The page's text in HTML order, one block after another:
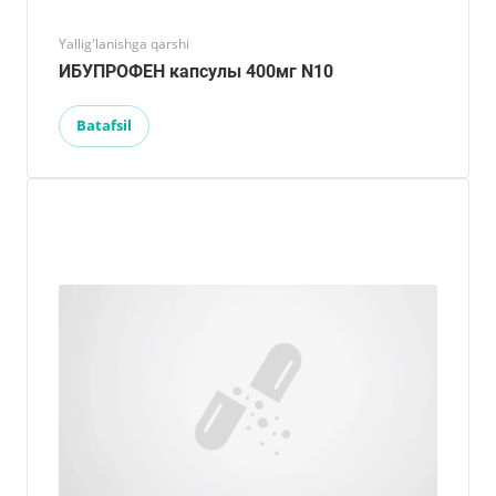
Yallig'lanishga qarshi
ИБУПРОФЕН капсулы 400мг N10
Batafsil